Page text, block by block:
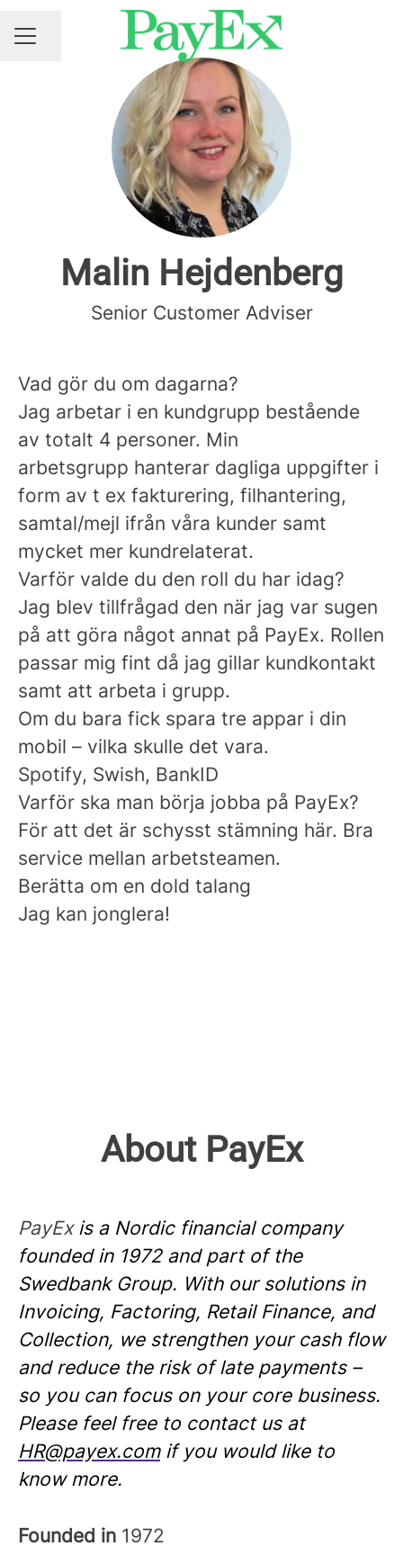
CAREER MENU
Share page
Malin Hejdenberg
Senior Customer Adviser
Vad gör du om dagarna?
Jag arbetar i en kundgrupp bestående
av totalt 4 personer. Min
arbetsgrupp hanterar dagliga uppgifter i
form av t ex fakturering, filhantering,
samtal/mejl ifrån våra kunder samt
mycket mer kundrelaterat.
Varför valde du den roll du har idag?
Jag blev tillfrågad den när jag var sugen
på att göra något annat på PayEx. Rollen
passar mig fint då jag gillar kundkontakt
samt att arbeta i grupp.
Om du bara fick spara tre appar i din
mobil – vilka skulle det vara.
Spotify, Swish, BankID
Varför ska man börja jobba på PayEx?
För att det är schysst stämning här. Bra
service mellan arbetsteamen.
Berätta om en dold talang
Jag kan jonglera!
About PayEx
PayEx is a Nordic financial company
founded in 1972 and part of the
Swedbank Group. With our solutions in
Invoicing, Factoring, Retail Finance, and
Collection, we strengthen your cash flow
and reduce the risk of late payments –
so you can focus on your core business.
Please feel free to contact us at
HR@payex.comif you would like to
know more.
Founded in 1972